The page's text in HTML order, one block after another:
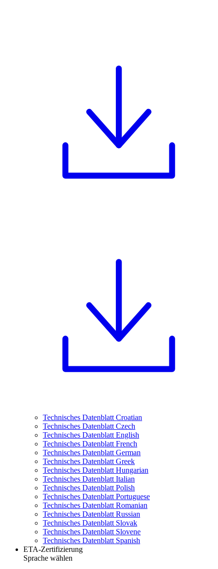
Technisches Datenblatt Croatian
Technisches Datenblatt Czech
Technisches Datenblatt English
Technisches Datenblatt French
Technisches Datenblatt German
Technisches Datenblatt Greek
Technisches Datenblatt Hungarian
Technisches Datenblatt Italian
Technisches Datenblatt Polish
Technisches Datenblatt Portuguese
Technisches Datenblatt Romanian
Technisches Datenblatt Russian
Technisches Datenblatt Slovak
Technisches Datenblatt Slovene
Technisches Datenblatt Spanish
ETA-Zertifizierung
Sprache wählen